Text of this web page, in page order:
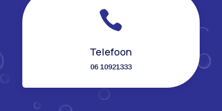

Telefoon
06 10921333